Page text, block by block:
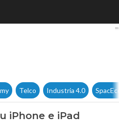
sbarca su iPhone e
Telco Industria 4.0
iPhone e iPad